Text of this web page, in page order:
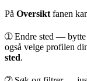
På Oversikt fanen
➀Endre sted — bytte
også velge profilen
sted.